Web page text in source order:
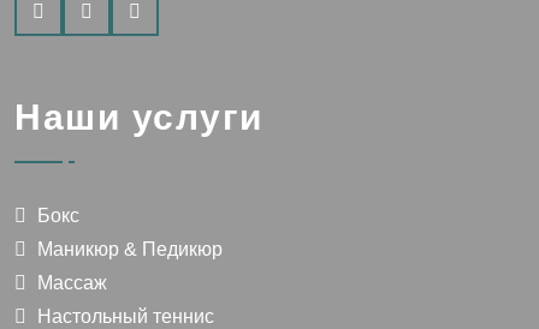
Наши услуги
Бокс
Маникюр & Педикюр
Массаж
Настольный теннис